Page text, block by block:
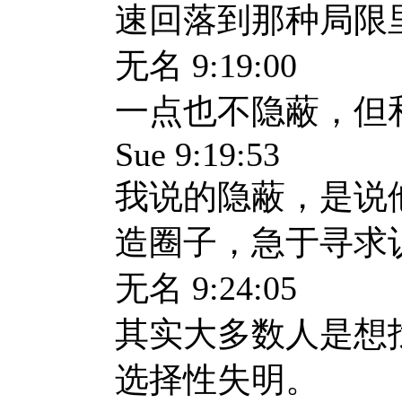
速回落到那种局限
无名 9:19:00
一点也不隐蔽，但
Sue 9:19:53
我说的隐蔽，是说
造圈子，急于寻求
无名 9:24:05
其实大多数人是想
选择性失明。